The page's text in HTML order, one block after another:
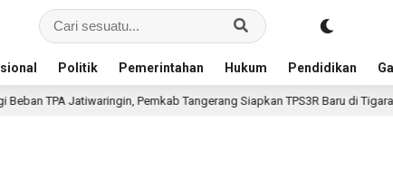
Politik Pemerintahan Hukum Pendidikan
Pemkab Tangerang Siapkan TPS3R Baru di Tigaraksa 1 jam lalu